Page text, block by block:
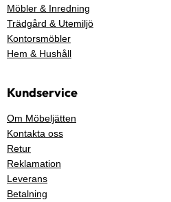
Möbler & Inredning
Trädgård & Utemiljö
Kontorsmöbler
Hem & Hushåll
Kundservice
Om Möbeljätten
Kontakta oss
Retur
Reklamation
Leverans
Betalning